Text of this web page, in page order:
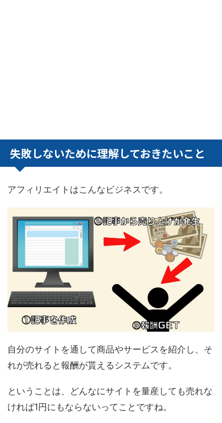
失敗しないために理解しておきたいこと
アフィリエイトはこんなビジネスです。
自分のサイトを通して商品やサービスを紹介し、そ
れが売れると報酬が貰えるシステムです。
ということは、どんなにサイトを量産しても売れな
ければ1円にもならないってことですね。